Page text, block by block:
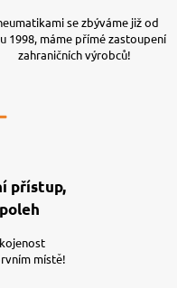
se zbýváme již od
1998, máme přímé zastoupení
zahraničních výrobců!
přístup,
místě!